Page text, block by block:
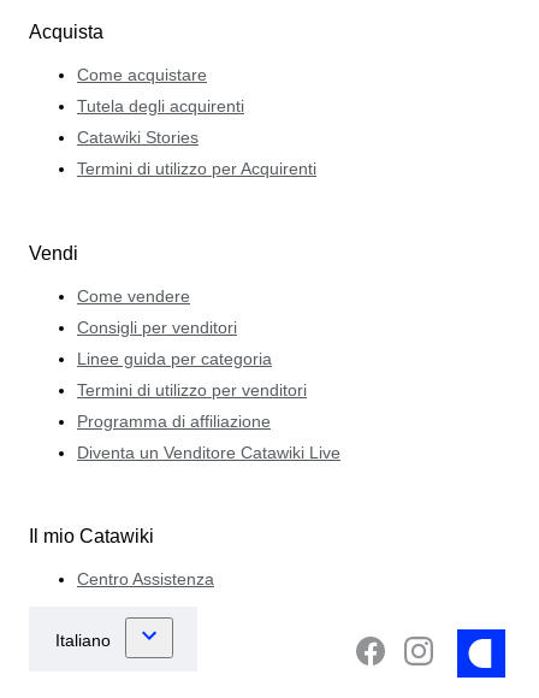
Acquista
Come acquistare
Tutela degli acquirenti
Catawiki Stories
Termini di utilizzo per Acquirenti
Vendi
Come vendere
Consigli per venditori
Linee guida per categoria
Termini di utilizzo per venditori
Programma di affiliazione
Diventa un Venditore Catawiki Live
Il mio Catawiki
Centro Assistenza